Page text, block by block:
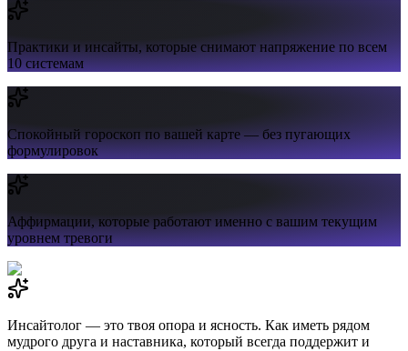
Практики и инсайты,которые снимают напряжение по всем
10 системам
Спокойный гороскоппо вашей карте — без пугающих
формулировок
Аффирмации,которые работают именно с вашим текущим
уровнем тревоги
Инсайтолог — это твоя опора и ясность. Как иметь рядом
мудрого друга и наставника, который всегда поддержит и